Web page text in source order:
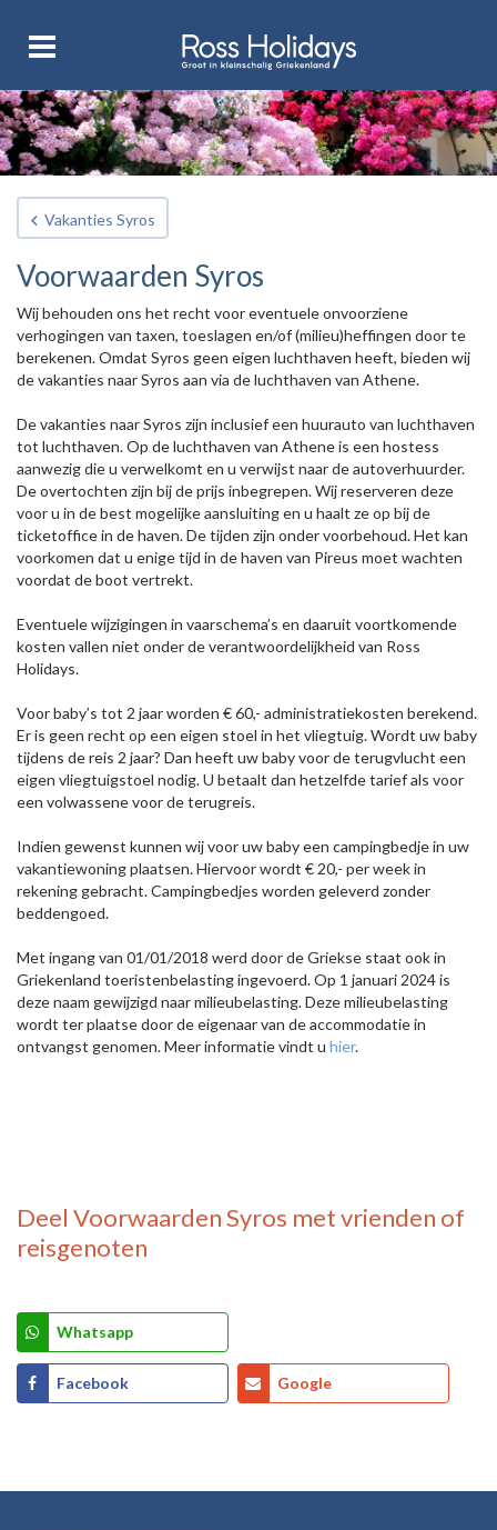
Vakanties Syros
Voorwaarden Syros
Wij behouden ons het recht voor eventuele onvoorziene
verhogingen van taxen, toeslagen en/of (milieu)heffingen door te
berekenen. Omdat Syros geen eigen luchthaven heeft, bieden wij
de vakanties naar Syros aan via de luchthaven van Athene.
De vakanties naar Syros zijn inclusief een huurauto van luchthaven
tot luchthaven. Op de luchthaven van Athene is een hostess
aanwezig die u verwelkomt en u verwijst naar de autoverhuurder.
De overtochten zijn bij de prijs inbegrepen. Wij reserveren deze
voor u in de best mogelijke aansluiting en u haalt ze op bij de
ticketoffice in de haven. De tijden zijn onder voorbehoud. Het kan
voorkomen dat u enige tijd in de haven van Pireus moet wachten
voordat de boot vertrekt.
Eventuele wijzigingen in vaarschema’s en daaruit voortkomende
kosten vallen niet onder de verantwoordelijkheid van Ross
Holidays.
Voor baby’s tot 2 jaar worden € 60,- administratiekosten berekend.
Er is geen recht op een eigen stoel in het vliegtuig. Wordt uw baby
tijdens de reis 2 jaar? Dan heeft uw baby voor de terugvlucht een
eigen vliegtuigstoel nodig. U betaalt dan hetzelfde tarief als voor
een volwassene voor de terugreis.
Indien gewenst kunnen wij voor uw baby een campingbedje in uw
vakantiewoning plaatsen. Hiervoor wordt € 20,- per week in
rekening gebracht. Campingbedjes worden geleverd zonder
beddengoed.
Met ingang van 01/01/2018 werd door de Griekse staat ook in
Griekenland toeristenbelasting ingevoerd. Op 1 januari 2024 is
deze naam gewijzigd naar milieubelasting. Deze milieubelasting
wordt ter plaatse door de eigenaar van de accommodatie in
ontvangst genomen. Meer informatie vindt u hier.
Deel Voorwaarden Syros met vrienden of
reisgenoten
Whatsapp
Facebook Google